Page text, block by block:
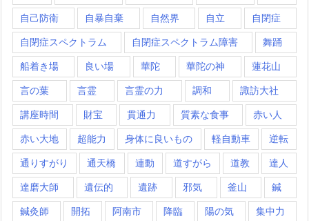
自己防衛 自暴自棄 自然界 自立 自閉症
自閉症スペクトラム 自閉症スペクトラム障害 舞踊
船着き場 良い場 華陀 華陀の神 蓮花山
言の葉 言霊 言霊の力 調和 諏訪大社
講座時間 財宝 貫通力 質素な食事 赤い人
赤い大地 超能力 身体に良いもの 軽自動車 逆転
通りすがり 通天橋 連動 道すがら 道教 達人
達磨大師 遺伝的 遺跡 邪気 釜山 鍼
鍼灸師 開拓 阿南市 降臨 陽の気 集中力